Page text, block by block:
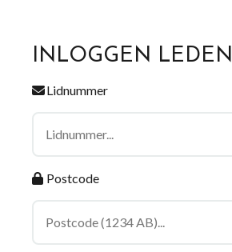
INLOGGEN LEDEN
Lidnummer
Postcode